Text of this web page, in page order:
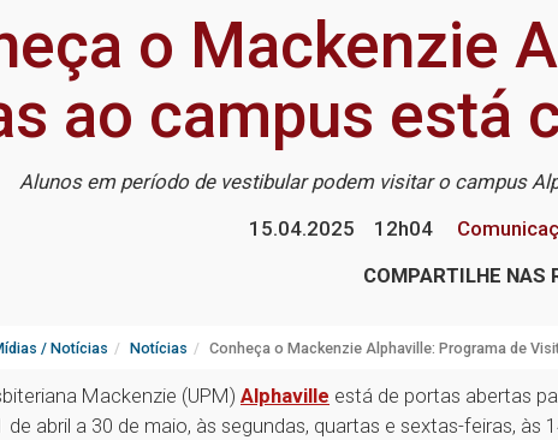
o Mackenzie
ao campus está
Alunos em período de vestibular podem visitar o campus
15.04.2025
12h04
COMPARTILHE NAS
/ Notícias Notícias Conheça o Mackenzie Alphaville: Programa de
Mackenzie (UPM) Alphaville está de portas abertas
de abril a 30 de maio, às segundas, quartas e sextas-feiras, às